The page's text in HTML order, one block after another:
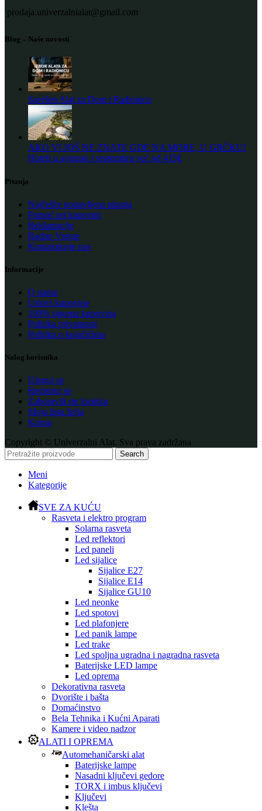
prodaja.univerzalnialat@gmail.com
Blog – Naše novosti
Savršen Alat za Dom i Radionicu
AKO VI JOŠ NE ZNATE GDE NA MORE, U GRČKU!
Hoteli u avgustu i septembru već od 415€
Pitanja
Najčešće postavljena pitanja
Pomoć pri kupovini
Reklamacije
Radno Vreme
Kontaktirajte nas
Informacije
O nama
Uslovi kupovine
100% sigurna kupovina
Politika privatnosti
Politika o kolačićima
Nalog korisnika
Uloguj se
Registruj se
Zaboravili ste lozinku
Moja lista želja
Korpa
Copyright © Univerzalni Alat. Sva prava zadržana
Search
Meni
Kategorije
SVE ZA KUĆU
Rasveta i elektro program
Solarna rasveta
Led reflektori
Led paneli
Led sijalice
Sijalice E27
Sijalice E14
Sijalice GU10
Led neonke
Led spotovi
Led plafonjere
Led panik lampe
Led trake
Led spoljna ugradna i nagradna rasveta
Baterijske LED lampe
Led oprema
Dekorativna rasveta
Dvorište i bašta
Domaćinstvo
Bela Tehnika i Kućni Aparati
Kamere i video nadzor
ALATI I OPREMA
Automehaničarski alat
Baterijske lampe
Nasadni ključevi gedore
TORX i imbus ključevi
Ključevi
Klešta